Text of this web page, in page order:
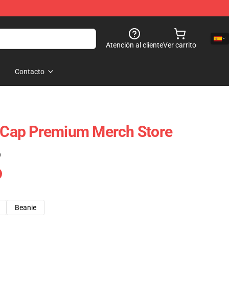
Atención al clienteVer carrito
Contacto
Premium Merch Store
Beanie